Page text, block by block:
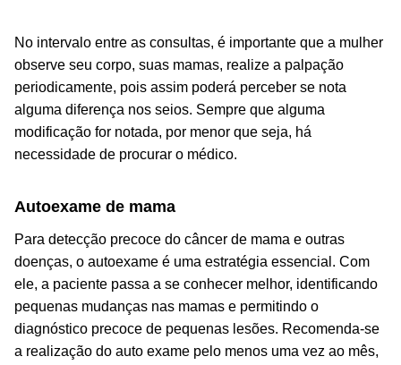
No intervalo entre as consultas, é importante que a mulher
observe seu corpo, suas mamas, realize a palpação
periodicamente, pois assim poderá perceber se nota
alguma diferença nos seios. Sempre que alguma
modificação for notada, por menor que seja, há
necessidade de procurar o médico.
Autoexame de mama
Para detecção precoce do câncer de mama e outras
doenças, o autoexame é uma estratégia essencial. Com
ele, a paciente passa a se conhecer melhor, identificando
pequenas mudanças nas mamas e permitindo o
diagnóstico precoce de pequenas lesões. Recomenda-se
a realização do auto exame pelo menos uma vez ao mês,